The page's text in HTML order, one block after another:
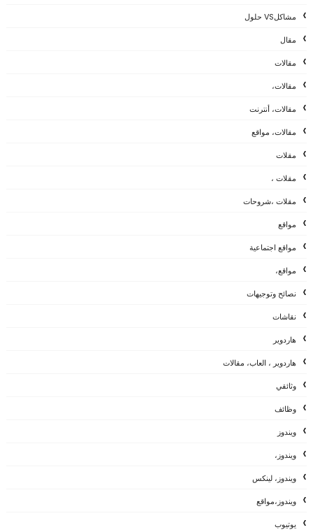
مشاكلVS حلول
مقال
مقالات
مقالات،
مقالات، أنترنت
مقالات، مواقع
مقلات
مقلات ،
مقلات ،شروحات
مواقع
مواقع اجتماعية
مواقع،
نصائح وتوجيهات
نقاشات
هاردوير
هاردوير ، العاب، مقالات
وثائقي
وظائف
ويندوز
ويندوز،
ويندوز، لينكس
ويندوز،مواقع
يوتيوب